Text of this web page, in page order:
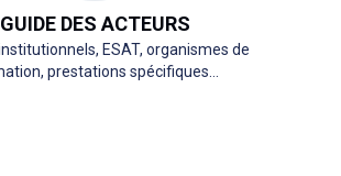
GUIDE DES ACTEURS
ESAT, organismes de
prestations spécifiques…